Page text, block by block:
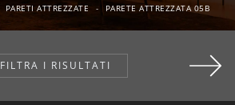
PARETI ATTREZZATE - PARETE ATTREZZATA 05B
FILTRA I RISULTATI